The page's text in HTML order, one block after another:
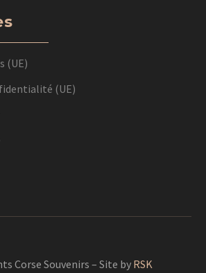
(UE)
(UE)
Corse Souvenirs – Site by RSK